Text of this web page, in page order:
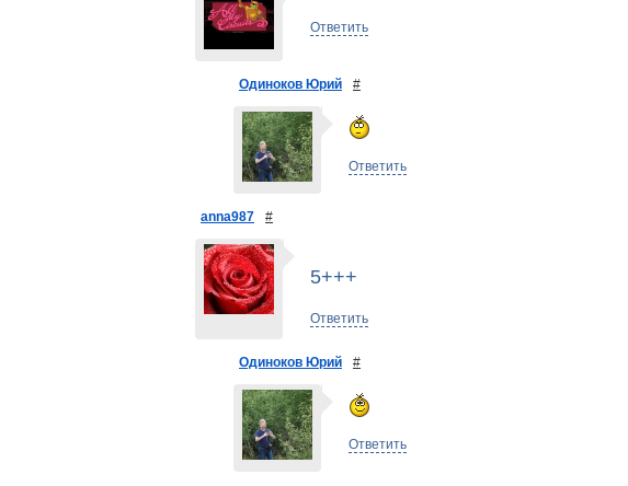
Ответить
Одиноков Юрий #
Ответить
anna987 #
5+++
Ответить
Одиноков Юрий #
Ответить